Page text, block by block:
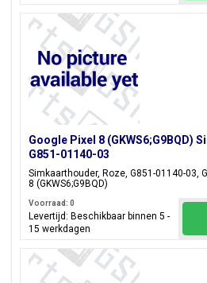
Google Pixel 8 (GKWS6;G9BQD)
G851-01140-03
Simkaarthouder, Roze, G851-01140-03,
8 (GKWS6;G9BQD)
Voorraad: 0
Levertijd: Beschikbaar binnen 5 -
15 werkdagen